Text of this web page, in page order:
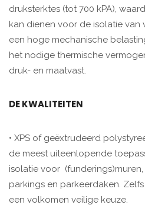
druksterktes (tot 700 kPA),
kan dienen voor de isolatie van
een hoge mechanische
het nodige thermische
druk- en maatvast.
DE KWALITEITEN
• XPS of geëxtrudeerd
de meest uiteenlopende
isolatie voor
parkings en parkeerdaken.
een volkomen veilige keuze.